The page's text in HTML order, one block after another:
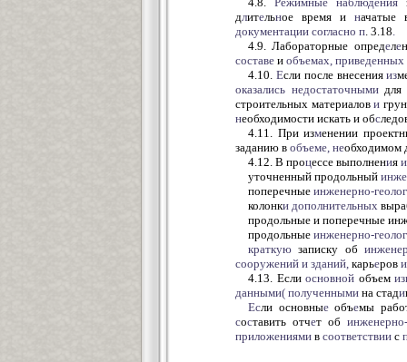
длительное время иначатые
документации согласно п . 3.18
4.9. Лабораторные определен
составе и объемах, приведенных
4.10. Если после внесенияиз
оказались недостаточнымидля
строительных материалови
необходимости искать и обс
4.11. При изменении
заданию в объеме, необходимом
4.12. В процессе выполнения
уточненный продольный
поперечные инженерно-
колонки дополнительных
продольные и поперечные
продольные инженерно-
краткую записку об
сооружений и зданий, карьеров и
4.13. Если основной объем
данными( полученными на стади
Если основныеобъемы
составить отчет об
приложениями в соответствии с